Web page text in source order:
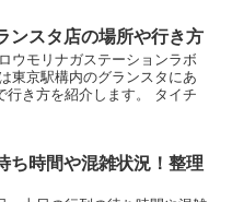
ンスタ店の場所や行き方
ウモリナガステーションラボ
東京駅構内のグランスタにあ
行き方を紹介します。 タイチ
ち時間や混雑状況！整理